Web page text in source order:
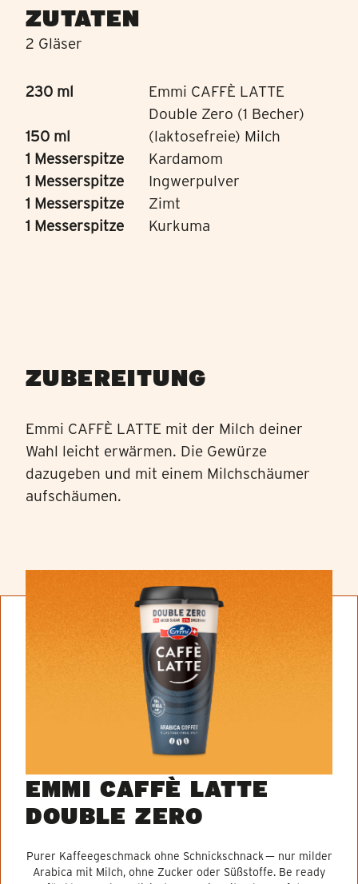
ZUTATEN
2 Gläser
230 ml
Emmi CAFFÈ LATTE
Double Zero (1 Becher)
150 ml
(laktosefreie) Milch
1 Messerspitze
Kardamom
1 Messerspitze
Ingwerpulver
1 Messerspitze
Zimt
1 Messerspitze
Kurkuma
ZUBEREITUNG
Emmi CAFFÈ LATTE mit der Milch deiner
Wahl leicht erwärmen. Die Gewürze
dazugeben und mit einem Milchschäumer
aufschäumen.
EMMI CAFFÈ LATTE
DOUBLE ZERO
Purer Kaffeegeschmack ohne Schnickschnack — nur milder
Arabica mit Milch, ohne Zucker oder Süßstoffe. Be ready